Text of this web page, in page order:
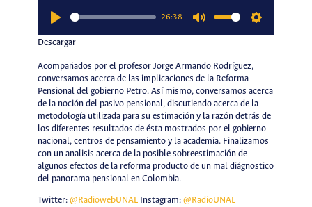
26:38
Descargar
Acompañados por el profesor Jorge Armando Rodríguez,
conversamos acerca de las implicaciones de la Reforma
Pensional del gobierno Petro. Así mismo, conversamos acerca
de la noción del pasivo pensional, discutiendo acerca de la
metodología utilizada para su estimación y la razón detrás de
los diferentes resultados de ésta mostrados por el gobierno
nacional, centros de pensamiento y la academia. Finalizamos
con un analisis acerca de la posible sobreestimación de
algunos efectos de la reforma producto de un mal diágnostico
del panorama pensional en Colombia.
Twitter: @RadiowebUNALInstagram: @RadioUNAL